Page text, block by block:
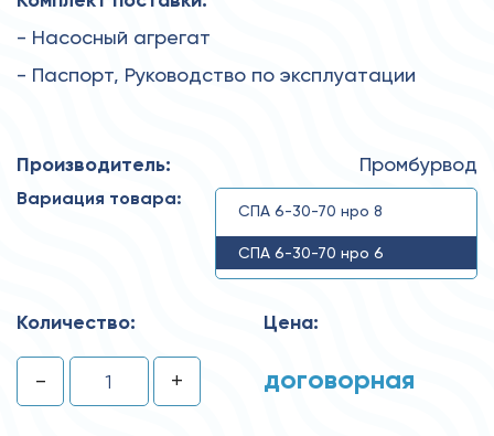
- Насосный агрегат
- Паспорт, Руководство по эксплуатации
Производитель: Промбурвод
Вариация товара:
СПА 6-30-70 нро 8
СПА 6-30-70 нро 6
Количество:
- +
Цена:
договорная